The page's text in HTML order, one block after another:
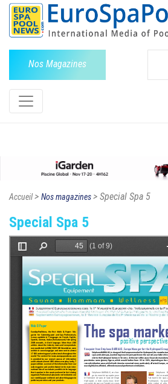
Nos Magazines
Accueil> Nos magazines> Special Spa 5
Special Spa 5